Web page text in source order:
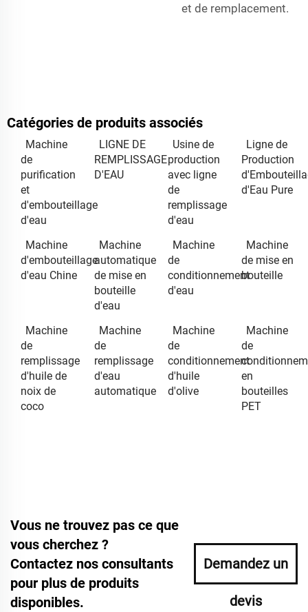
et de remplacement.
Catégories de produits associés
Machine
de
purification
et
d'embouteillage
d'eau
LIGNE DE
REMPLISSAGE
D'EAU
Usine de
production
avec ligne
de
remplissage
d'eau
Ligne de
Production
d'Eau Pure
Machine
d'embouteillage
d'eau Chine
Machine
automatique
de mise en
bouteille
d'eau
Machine
de
conditionnement
d'eau
Machine
de mise en
bouteille
Machine
de
remplissage
d'huile de
noix de
coco
Machine
de
remplissage
d'eau
automatique
Machine
de
conditionnement
d'huile
d'olive
Machine
de
en
bouteilles
PET
Vous ne trouvez pas ce que
vous cherchez ?
Contactez nos consultants
pour plus de produits
disponibles.
Demandez un
devis